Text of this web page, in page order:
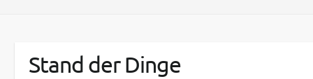
Stand der Dinge